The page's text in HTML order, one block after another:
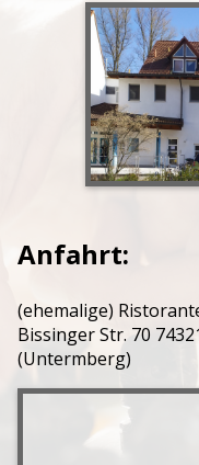
Anfahrt:
(ehemalige)
Bissinger Str. 70
(Untermberg)